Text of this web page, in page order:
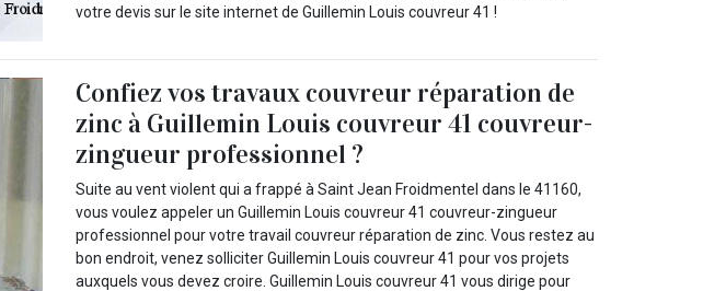
votre devis sur le site internet de Guillemin Louis couvreur 41 !
Confiez vos travaux couvreur réparation de
zinc à Guillemin Louis couvreur 41 couvreur-
zingueur professionnel ?
Suite au vent violent qui a frappé à Saint Jean Froidmentel dans le 41160,
vous voulez appeler un Guillemin Louis couvreur 41 couvreur-zingueur
professionnel pour votre travail couvreur réparation de zinc. Vous restez au
bon endroit, venez solliciter Guillemin Louis couvreur 41 pour vos projets
auxquels vous devez croire. Guillemin Louis couvreur 41 vous dirige pour